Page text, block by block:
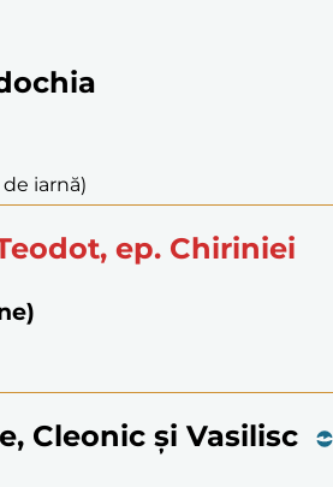
iarnă)
ep. Chiriniei
Cleonic și Vasilisc